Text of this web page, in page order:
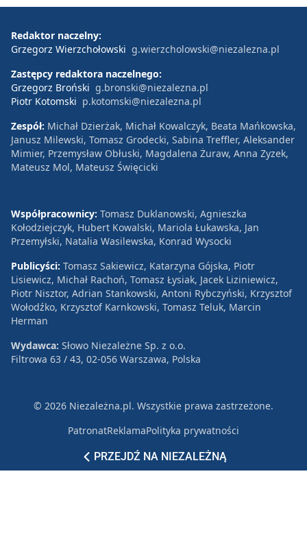
PRZEJDŹ NA NIEZALEŻNĄ
Redaktor naczelny:
Grzegorz Wierzchołowski g.wierzcholowski@niezalezna.pl
Zastępcy redaktora naczelnego:
Grzegorz Broński g.bronski@niezalezna.pl
Piotr Kotomski p.kotomski@niezalezna.pl
Zespół: Michał Dzierżak, Michał Kowalczyk, Beata Mańkowska,
Janusz Milewski, Tomasz Grodecki, Sabina Treffler, Aleksander
Mimier, Przemysław Obłuski, Magdalena Żuraw, Anna Zyzek,
Mateusz Mol, Mateusz Święcicki
Współpracownicy: Tomasz Duklanowski, Agnieszka
Kołodziejczyk, Hubert Kowalski, Mariola Łukawska, Jan
Przemyłski, Natalia Wasilewska, Konrad Wysocki
Publicyści: Tomasz Sakiewicz, Katarzyna Gójska, Piotr
Lisiewicz, Michał Rachoń, Tomasz Łysiak, Jacek Liziniewicz,
Piotr Nisztor, Adrian Stankowski, Antoni Rybczyński, Krzysztof
Wołodźko, Krzysztof Karnkowski, Tomasz Teluk, Marcin
Herman
Wydawca: Słowo Niezależne Sp. z o.o.
Filtrowa 63 / 43, 02-056 Warszawa, Polska
© 2026 Niezależna.pl. Wszystkie prawa zastrzeżone.
PatronatReklamaPolityka prywatności